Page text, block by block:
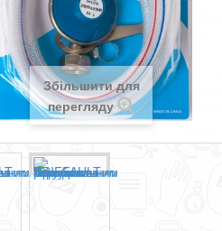
Збільшити для
перегляду